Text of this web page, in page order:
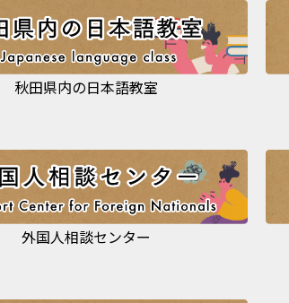
秋田県内の日本語教室
外国人相談センター